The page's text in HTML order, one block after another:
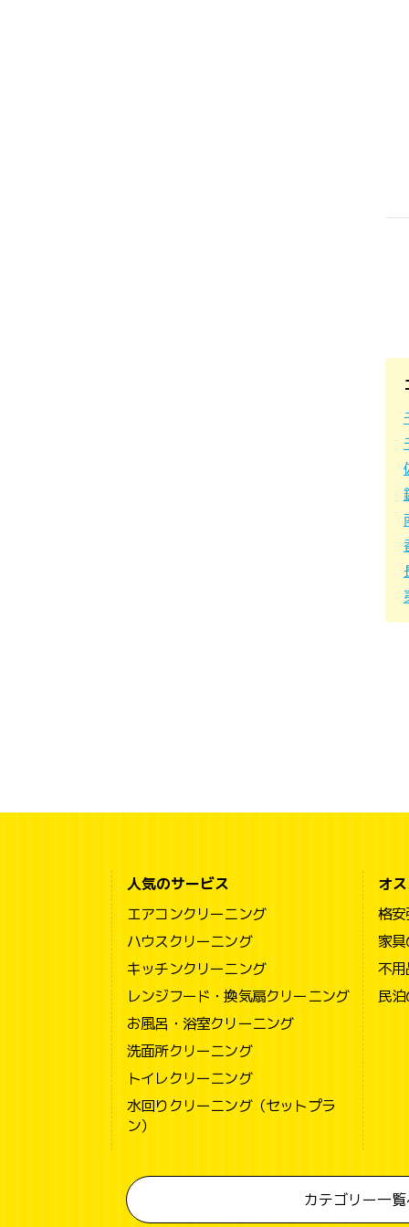
人気のサービス
エアコンクリーニング
ハウスクリーニング
キッチンクリーニング
レンジフード・換気扇クリーニング
お風呂・浴室クリーニング
洗面所クリーニング
トイレクリーニング
水回りクリーニング（セットプラ
ン）
オ
格
家
不
民
カテゴリー一